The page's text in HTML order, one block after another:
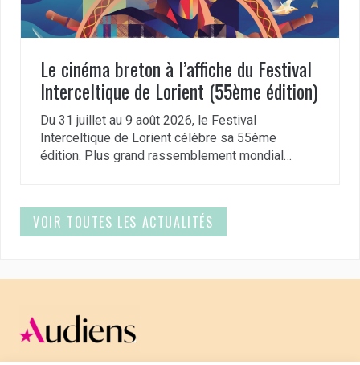
Le cinéma breton à l’affiche du Festival
Interceltique de Lorient (55ème édition)
Du 31 juillet au 9 août 2026, le Festival
Interceltique de Lorient célèbre sa 55ème
édition. Plus grand rassemblement mondial…
VOIR TOUTES LES ACTUALITÉS